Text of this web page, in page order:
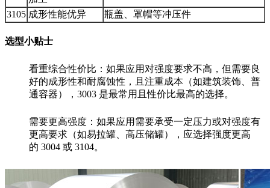
3105 成形性能优异 瓶盖、罩帽等冲压件
选型小贴士
看重综合性价比：如果应用对强度要求不高，但需要良
好的成形性和耐腐蚀性，且注重成本（如建筑装饰、普
通容器），3003 是最常用且性价比最高的选择。
需要更高强度：如果应用需要承受一定压力或对强度有
更高要求（如易拉罐、高压储罐），应选择强度更高
的 3004 或 3104。